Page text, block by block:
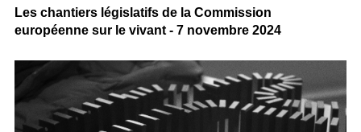
Les chantiers législatifs de la Commission
européenne sur le vivant - 7 novembre 2024